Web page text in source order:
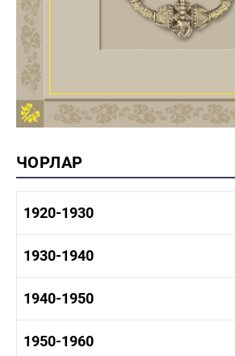
ЧОРЛАР
1920-1930
1920-1930 тарих
1920-1930 мәдәният
1930-1940
1930-1940 тарих
1930-1940 мәдәният
1940-1950
1940-1950 тарих
1950-1960